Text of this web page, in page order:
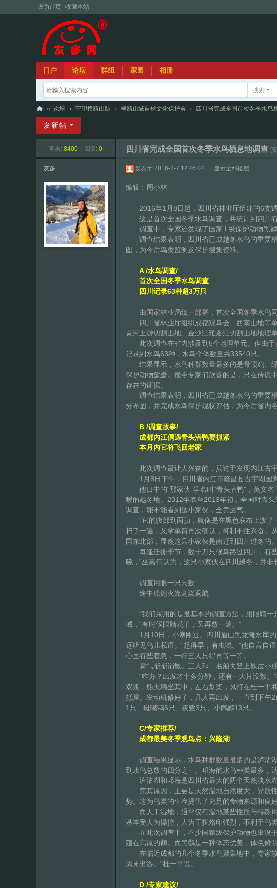
设为首页 收藏本站
门户 论坛 群组 家园 相册
搜索
多
» 论坛 › 守望横断山脉 › 横断山域自然文化保护会 › 四川省完成全国首次冬季水鸟
发新帖
查看: 8400 回复: 0 四川省完成全国首次冬季水鸟栖息地调查 [
友多 发表于 2016-3-7 12:46:04 显示全部楼层
编辑：周小林
2016年1月8日起，四川省林业厅组建的6支调
这是首次全国冬季水鸟调查，共统计到四川有
调查中，专家还发现了国家 I 级保护动物黑鹳
调查结果表明，四川省已成越冬水鸟的重要栖
图，为今后鸟类监测及保护搜集资料。
A /水鸟调查/
首次全国冬季水鸟调查
四川记录63种超3万只
由国家林业局统一部署，首次全国冬季水鸟同
四川省林业厅组织成都观鸟会、西南山地等单
黄河上游切割山地、金沙江雅砻江切割山地地理
此次调查在省内涉及到5个地理单元。但由于
记录到水鸟63种，水鸟个体数量共33540只。
结果显示，水鸟种群数量最多的是骨顶鸡、绿
保护动物鸳鸯。最令专家们欣喜的是，只在传说
存在的证据。”
调查结果表明，四川省已成越冬水鸟的重要栖
分布图，并完成水鸟保护现状评估，为今后省内
B /调查故事/
成都内江偶遇青头潜鸭要抓紧
本月内它将飞回老家
此次调查最让人兴奋的，莫过于发现内江古宇
1月8日下午，四川省内江市隆昌县古宇湖国家
他口中的“那家伙”学名叫“青头潜鸭”，英文名
暖的越冬地。2012年底至2013年初，全国对青
调查，能不能看到这小家伙，全凭运气。
“它的腹部到两肋，就像是在黑色底布上泼了
扫了一遍，又拿单筒再次确认，抑制不住兴奋。
国东北部，显然这只小家伙是南迁到四川过冬的
每逢迁徙季节，数十万只候鸟路过四川，有些
晓，”巫嘉伟认为，这只小家伙在四川越冬，并非
调查用眼一只只数
途中船熄火靠划桨返航
“我们采用的是最基本的调查方法，用眼睛一
域，“有时候眼睛花了，又再数一遍。”
1月10日，小寒刚过。四川眉山黑龙滩水库的
远听见鸟儿私语。“起得早，有虫吃。”他自言自
心里有些着急，一行三人只得再等一等。
雾气渐渐消散。三人和一名船夫登上铁皮小船
“咋办？出发才十多分钟，还有一大片没数。”
双浆，船夫稳坐其中，左右划桨，风打在杜一平
抵岸。发动机修好了，几人再出发，一直到下午
1只、斑嘴鸭6只、夜鹭3只、小鸊鷉13只。
C/专家推荐/
成都最美冬季观鸟点：兴隆湖
调查结果显示，水鸟种群数量最多的是泸沽湖
到水鸟总数的四分之一。邛海的水鸟种类最多，达
泸沽湖和邛海是四川省最大的两个天然淡水湖
究其原因，主要是天然湿地自然度大，异质性
势。这为鸟类的生存提供了充足的食物来源和良
而人工湿地，通常仅有湿地某些性质与特殊用
基本受人为操控，人为干扰烙印强烈，不利于鸟类
在此次调查中，不少国家级保护动物也出没于
殖在高原的鹤。而黑鹳是一种体态优美，体色鲜
在临近成都的几个冬季水鸟聚集地中，专家较
周末出游。”杜一平说。
D /专家建议/